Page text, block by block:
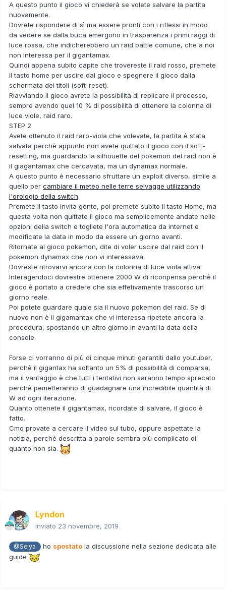
A questo punto il gioco vi chiederà se volete salvare la partita
nuovamente.
Dovrete rispondere di sì ma essere pronti con i riflessi in modo
da vedere se dalla buca emergono in trasparenza i primi raggi di
luce rossa, che indicherebbero un raid battle comune, che a noi
non interessa per il gigantamax.
Quindi appena subito capite che trovereste il raid rosso, premete
il tasto home per uscire dal gioco e spegnere il gioco dalla
schermata dei titoli (soft-reset).
Riavviando il gioco avrete la possibilità di replicare il processo,
sempre avendo quel 10 % di possibilità di ottenere la colonna di
luce viole, raid raro.
STEP 2
Avete ottenuto il raid raro-viola che volevate, la partita è stata
salvata perchè appunto non avete quittato il gioco con il soft-
resetting, ma guardando la silhouette del pokemon del raid non è
il giagantamax che cercavata, ma un dynamax normale.
A questo punto è necessario sfruttare un exploit diverso, simile a
quello per cambiare il meteo nelle terre selvagge utilizzando
l'orologio della switch.
Premete il tasto invita gente, poi premete subito il tasto Home, ma
questa volta non quittate il gioco ma semplicemente andate nelle
opzioni della switch e togliete l'ora automatica da internet e
modificate la data in modo da essere un giorno avanti.
Ritornate al gioco pokemon, dite di voler uscire dal raid con il
pokemon dynamax che non vi interessava.
Dovreste ritrovarvi ancora con la colonna di luce viola attiva.
Interagendoci dovrestre ottenere 2000 W di riconpensa perchè il
gioco è portato a credere che sia effetivamente trascorso un
giorno reale.
Poi potete guardare quale sia il nuovo pokemon del raid. Se di
nuovo non è il gigamantax che vi interessa ripetete ancora la
procedura, spostando un altro giorno in avanti la data della
console.
Forse ci vorranno di più di cinque minuti garantiti dallo youtuber,
perchè il gigantax ha soltanto un 5% di possibilità di comparsa,
ma il vantaggio è che tutti i tentativi non saranno tempo sprecato
perchè pemetteranno di guadagnare una incredibile quantità di
W ad ogni iterazione.
Quanto ottenete il gigantamax, ricordate di salvare, il gioco è
fatto.
Cmq provate a cercare il video sul tubo, oppure aspettate la
notizia, perchè descritta a parole sembra più complicato di
quanto non sia.
Lyndon
Inviato 23 novembre, 2019
@Seiya ho spostatola discussione nella sezione dedicata alle
guide